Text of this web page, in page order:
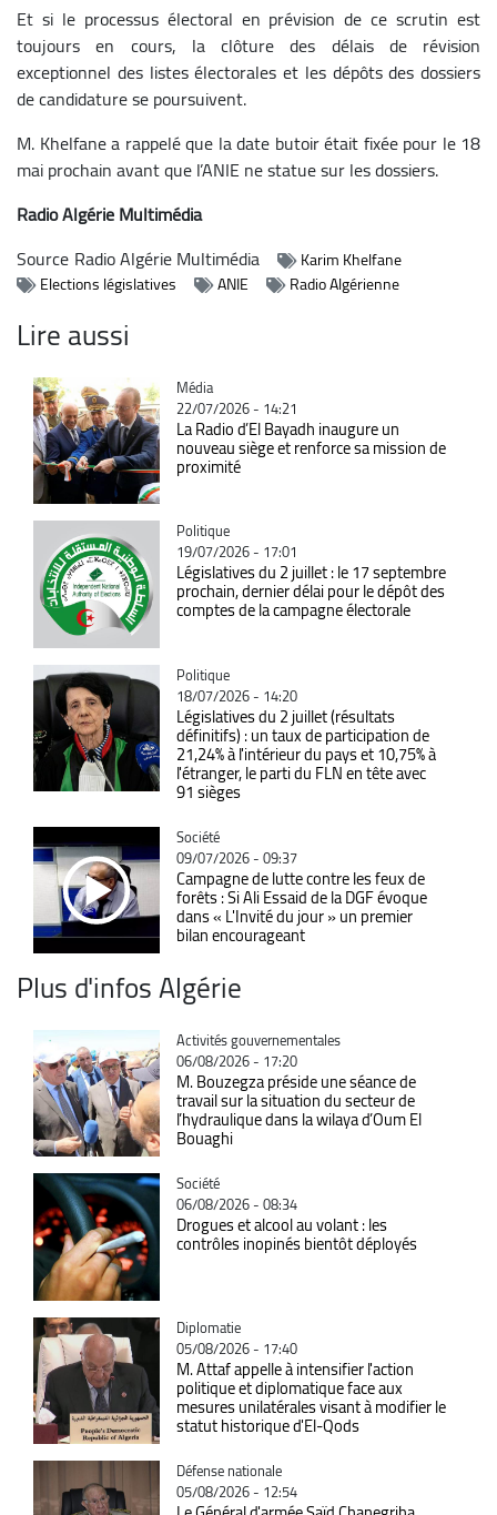
Et si le processus électoral en prévision de ce scrutin est
toujours en cours, la clôture des délais de révision
exceptionnel des listes électorales et les dépôts des dossiers
de candidature se poursuivent.
M. Khelfane a rappelé que la date butoir était fixée pour le 18
mai prochain avant que l’ANIE ne statue sur les dossiers.
Radio Algérie Multimédia
Source Radio Algérie Multimédia
Karim Khelfane
Elections législatives
ANIE Radio Algérienne
Lire aussi
Catégorie
Média
22/07/2026 - 14:21
La Radio d’El Bayadh inaugure un
nouveau siège et renforce sa mission de
proximité
Catégorie
Politique
19/07/2026 - 17:01
Législatives du 2 juillet : le 17 septembre
prochain, dernier délai pour le dépôt des
comptes de la campagne électorale
Catégorie
Politique
18/07/2026 - 14:20
Législatives du 2 juillet (résultats
définitifs) : un taux de participation de
21,24% à l'intérieur du pays et 10,75% à
l'étranger, le parti du FLN en tête avec
91 sièges
Catégorie
Société
09/07/2026 - 09:37
Campagne de lutte contre les feux de
forêts : Si Ali Essaid de la DGF évoque
dans « L'Invité du jour » un premier
bilan encourageant
Plus d'infos Algérie
Catégorie
Activités gouvernementales
06/08/2026 - 17:20
M. Bouzegza préside une séance de
travail sur la situation du secteur de
l’hydraulique dans la wilaya d’Oum El
Bouaghi
Catégorie
Société
06/08/2026 - 08:34
Drogues et alcool au volant : les
contrôles inopinés bientôt déployés
Catégorie
Diplomatie
05/08/2026 - 17:40
M. Attaf appelle à intensifier l'action
politique et diplomatique face aux
mesures unilatérales visant à modifier le
statut historique d'El-Qods
Catégorie
Défense nationale
05/08/2026 - 12:54